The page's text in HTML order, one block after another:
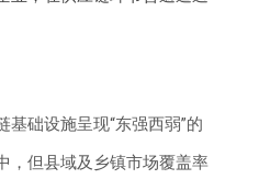
基础设施呈现“东强西弱”的
，但县域及乡镇市场覆盖率